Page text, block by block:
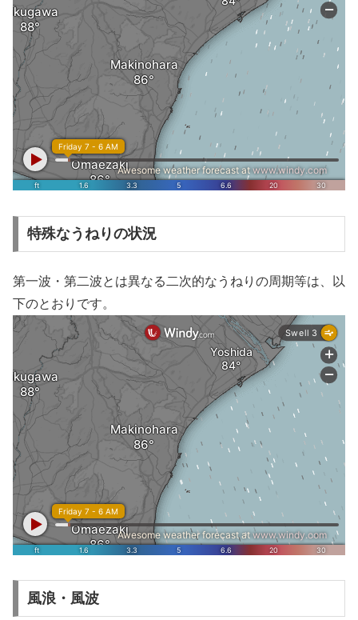
特殊なうねりの状況
第一波・第二波とは異なる二次的なうねりの周期等は、以
下のとおりです。
風浪・風波